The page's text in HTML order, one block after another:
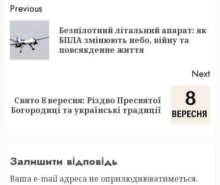
Post
navigation
Previous
Безпілотний літальний апарат: як
БПЛА змінюють небо, війну та
повсякденне життя
Next
Next
post:
Свято 8 вересня: Різдво Пресвятої
Богородиці та українські традиції
Залишити відповідь
Ваша e-mail адреса не оприлюднюватиметься.